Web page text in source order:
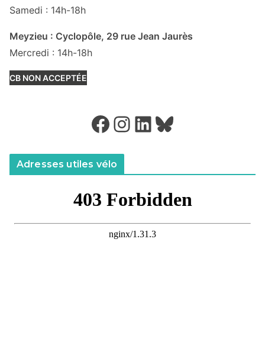
Samedi : 14h-18h
Meyzieu : Cyclopôle, 29 rue Jean Jaurès
Mercredi : 14h-18h
CB NON ACCEPTÉE
Facebook Instagram LinkedIn Bluesky
Adresses utiles vélo